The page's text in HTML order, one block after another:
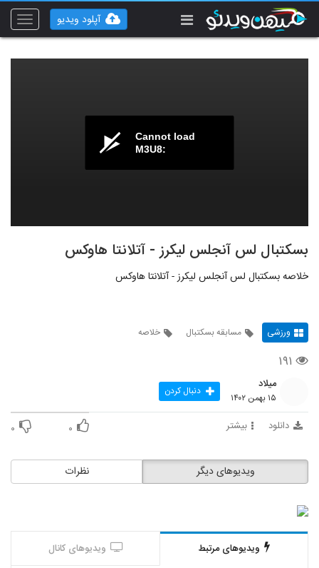
Toggle
آپلود ویدیو
Cannot load
M3U8:
بسکتبال لس آنجلس لیکرز - آتلانتا هاوکس
خلاصه بسکتبال لس آنجلس لیکرز - آتلانتا هاوکس
ورزشی مسابقه بسکتبال خلاصه
۱۹۱
میلاد
۱۵ بهمن ۱۴۰۲ دنبال کردن
دانلود بیشتر ۰ ۰
نظرات ویدیوهای دیگر
ویدیوهای مرتبط ویدیوهای کانال